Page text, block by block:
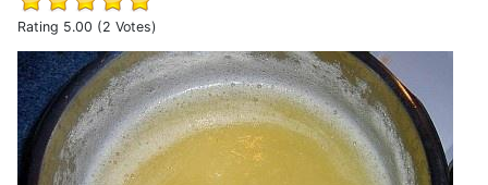
Rating 5.00 (2 Votes)
Ratgeber Grundrezept für Apfelmus